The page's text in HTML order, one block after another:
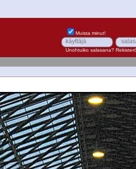
Muista minut!
Unohtuiko salasana?